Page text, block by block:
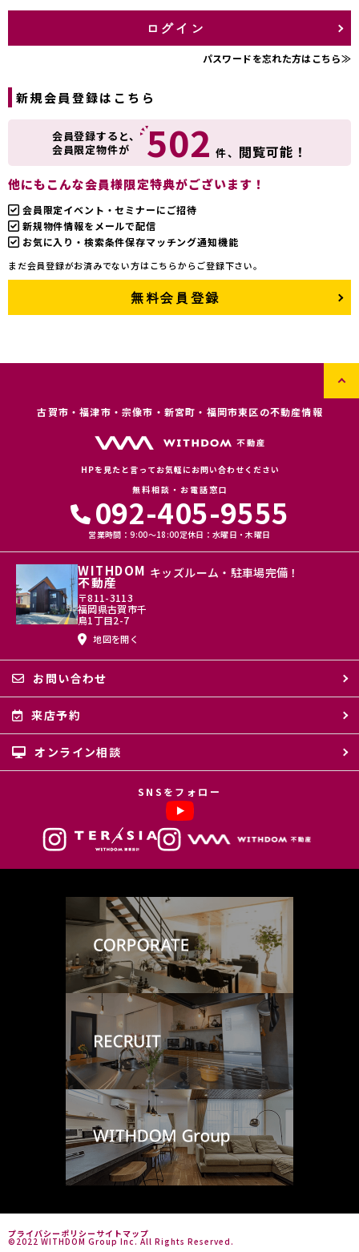
ログイン
パスワードを忘れた方はこちら≫
新規会員登録はこちら
会員登録すると、
会員限定物件が
502 件、 閲覧可能！
他にもこんな会員様限定特典がございます！
会員限定イベント・セミナーにご招待
新規物件情報をメールで配信
お気に入り・検索条件保存マッチング通知機能
まだ会員登録がお済みでない方はこちらからご登録下さい。
無料会員登録
古賀市・福津市・宗像市・新宮町・福岡市東区の不動産情報
HPを見たと言ってお気軽にお問い合わせください
無料相談・お電話窓口
092-405-9555
営業時間：9:00〜18:00定休日：水曜日・木曜日
WITHDOM
不動産
〒811-3113
福岡県古賀市千
鳥1丁目2-7
地図を開く
キッズルーム・駐車場完備！
お問い合わせ
来店予約
オンライン相談
SNSをフォロー
プライバシーポリシー サイトマップ
©2022 WITHDOM Group Inc. All Rights Reserved.